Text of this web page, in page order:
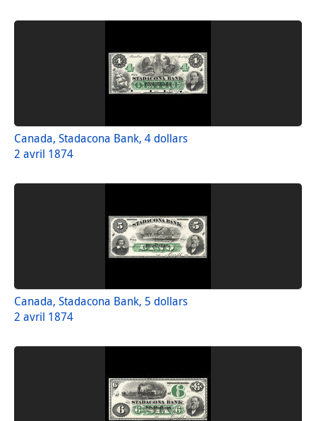
Canada, Stadacona Bank, 4 dollars
2 avril 1874
Canada, Stadacona Bank, 5 dollars
2 avril 1874